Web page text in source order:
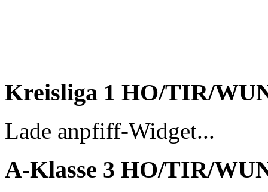
Kreisliga 1 HO/TIR/
Lade anpfiff-Widget...
A-Klasse 3 HO/TIR/